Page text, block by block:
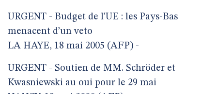
URGENT - Budget de l’UE : les Pays-Bas
menacent d’un veto
LA HAYE, 18 mai 2005 (AFP) -
URGENT - Soutien de MM. Schröder et
Kwasniewski au oui pour le 29 mai